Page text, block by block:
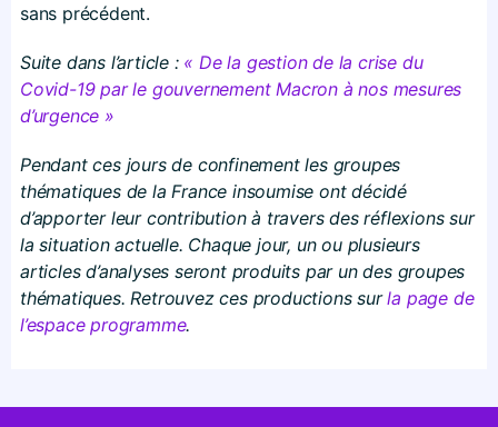
sans précédent.
Suite dans l’article : « De la gestion de la crise du
Covid-19 par le gouvernement Macron à nos mesures
d’urgence »
Pendant ces jours de confinement les groupes
thématiques de la France insoumise ont décidé
d’apporter leur contribution à travers des réflexions sur
la situation actuelle. Chaque jour, un ou plusieurs
articles d’analyses seront produits par un des groupes
thématiques. Retrouvez ces productions surla page de
l’espace programme.